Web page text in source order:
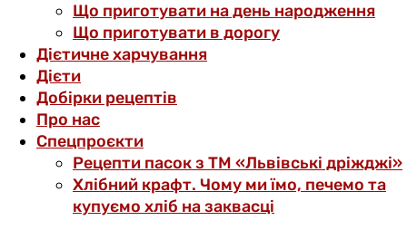
Що приготувати на день народження
Що приготувати в дорогу
Дієтичне харчування
Дієти
Добірки рецептів
Про нас
Спецпроєкти
Рецепти пасок з ТМ «Львівські дріжджі»
Хлібний крафт. Чому ми їмо, печемо та
купуємо хліб на заквасці